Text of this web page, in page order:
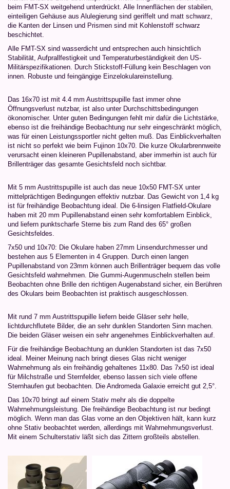
beim FMT-SX weitgehend unterdrückt. Alle Innenflächen der stabilen,
einteiligen Gehäuse aus Alulegierung sind geriffelt und matt schwarz,
die Kanten der Linsen und Prismen sind mit Kohlenstoff schwarz
beschichtet.
Alle FMT-SX sind wasserdicht und entsprechen auch hinsichtlich
Stabilität, Aufprallfestigkeit und Temperaturbeständigkeit den US-
Militärspezifikationen. Durch Stickstoff-Füllung kein Beschlagen von
innen. Robuste und feingängige Einzelokulareinstellung.
Das 16x70 ist mit 4.4 mm Austrittspupille fast immer ohne
Öffnungsverlust nutzbar, ist also unter Durchschittsbedingungen
ökonomischer. Unter guten Bedingungen fehlt mir dafür die Lichtstärke,
ebenso ist die freihändige Beobachtung nur sehr eingeschränkt möglich,
was für einen Leistungssportler nicht gelten muß. Das Einblickverhalten
ist nicht so perfekt wie beim Fujinon 10x70. Die kurze Okularbrennweite
verursacht einen kleineren Pupillenabstand, aber immerhin ist auch für
Brillenträger das gesamte Gesichtsfeld noch sichtbar.
Mit 5 mm Austrittspupille ist auch das neue 10x50 FMT-SX unter
mittelprächtigen Bedingungen effektiv nutzbar. Das Gewicht von 1,4 kg
ist für freihändige Beobachtung ideal. Die 6-linsigen Flatfield-Okulare
haben mit 20 mm Pupillenabstand einen sehr komfortablem Einblick,
und liefern punktscharfe Sterne bis zum Rand des 65° großen
Gesichtsfeldes.
7x50 und 10x70: Die Okulare haben 27mm Linsendurchmesser und
bestehen aus 5 Elementen in 4 Gruppen. Durch einen langen
Pupillenabstand von 23mm können auch Brillenträger bequem das volle
Gesichtsfeld wahrnehmen. Die Gummi-Augenmuscheln stellen beim
Beobachten ohne Brille den richtigen Augenabstand sicher, ein Berühren
des Okulars beim Beobachten ist praktisch ausgeschlossen.
Mit rund 7 mm Austrittspupille liefern beide Gläser sehr helle,
lichtdurchflutete Bilder, die an sehr dunklen Standorten Sinn machen.
Die beiden Gläser weisen ein sehr angenehmes Einblickverhalten auf.
Für die freihändige Beobachtung an dunklen Standorten ist das 7x50
ideal. Meiner Meinung nach bringt dieses Glas nicht weniger
Wahrnehmung als ein freihändig gehaltenes 11x80. Das 7x50 ist ideal
für Milchstraße und Sternfelder, ebenso lassen sich viele offene
Sternhaufen gut beobachten. Die Andromeda Galaxie erreicht gut 2,5°.
Das 10x70 bringt auf einem Stativ mehr als die doppelte
Wahrnehmungsleistung. Die freihändige Beobachtung ist nur bedingt
möglich. Wenn man das Glas vorne an den Objektiven hält, kann kurz
ohne Stativ beobachtet werden, allerdings mit Wahrnehmungsverlust.
Mit einem Schulterstativ läßt sich das Zittern großteils abstellen.